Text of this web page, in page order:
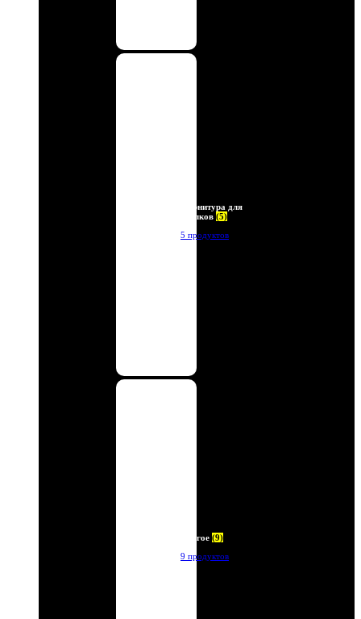
Фурнитура для
брелков (5)
5 продуктов
Другое (9)
9 продуктов